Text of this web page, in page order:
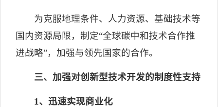
为克服地理条件、人力资源、基础技术等
国内资源局限，制定“全球碳中和技术合作推
进战略”，加强与领先国家的合作。
三、加强对创新型技术开发的制度性支持
1、迅速实现商业化